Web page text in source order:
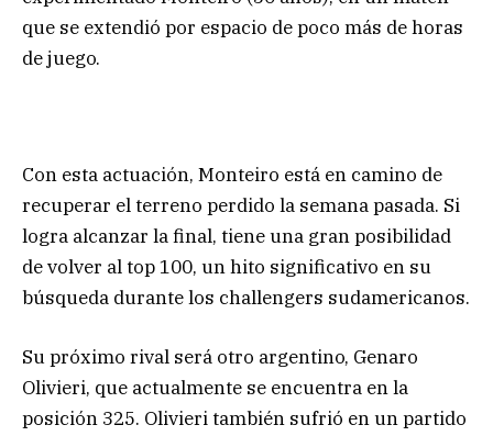
que se extendió por espacio de poco más de horas
de juego.
Con esta actuación, Monteiro está en camino de
recuperar el terreno perdido la semana pasada. Si
logra alcanzar la final, tiene una gran posibilidad
de volver al top 100, un hito significativo en su
búsqueda durante los challengers sudamericanos.
Su próximo rival será otro argentino, Genaro
Olivieri, que actualmente se encuentra en la
posición 325. Olivieri también sufrió en un partido